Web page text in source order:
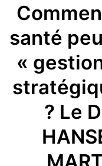
santé
«
? Le